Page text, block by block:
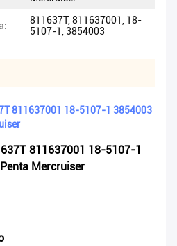
811637T, 811637001, 18-
5107-1, 3854003
811637001 18-5107-1 3854003
811637001 18-5107-1
Mercruiser